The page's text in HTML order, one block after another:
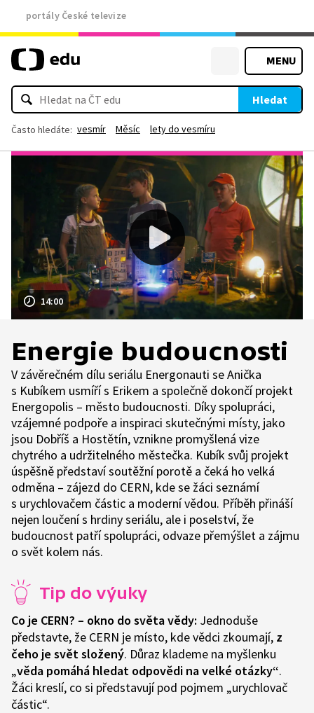
portály České televize
MENU
Hledat
Často hledáte: vesmír Měsíc lety do vesmíru
14:00
Energie budoucnosti
V závěrečném dílu seriálu Energonauti se Anička
s Kubíkem usmíří s Erikem a společně dokončí projekt
Energopolis – město budoucnosti. Díky spolupráci,
vzájemné podpoře a inspiraci skutečnými místy, jako
jsou Dobříš a Hostětín, vznikne promyšlená vize
chytrého a udržitelného městečka. Kubík svůj projekt
úspěšně představí soutěžní porotě a čeká ho velká
odměna – zájezd do CERN, kde se žáci seznámí
s urychlovačem částic a moderní vědou. Příběh přináší
nejen loučení s hrdiny seriálu, ale i poselství, že
budoucnost patří spolupráci, odvaze přemýšlet a zájmu
o svět kolem nás.
Tip do výuky
Co je CERN? – okno do světa vědy: Jednoduše
představte, že CERN je místo, kde vědci zkoumají, z
čeho je svět složený. Důraz klademe na myšlenku
„věda pomáhá hledat odpovědi na velké otázky“.
Žáci kreslí, co si představují pod pojmem „urychlovač
částic“.